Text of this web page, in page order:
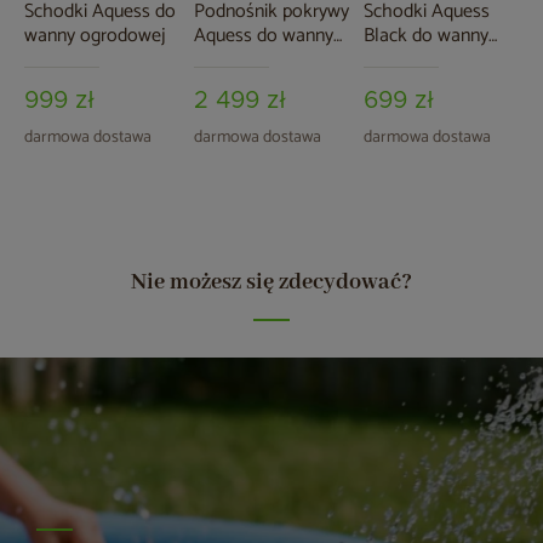
Schodki Aquess do
wanny ogrodowej
999 zł
darmowa dostawa
Podnośnik pokrywy
Aquess do wanny
2 499 zł
darmowa dostawa
Schodki Aquess
Black do wanny
699 zł
darmowa dostawa
Nie możesz się zdecydować?